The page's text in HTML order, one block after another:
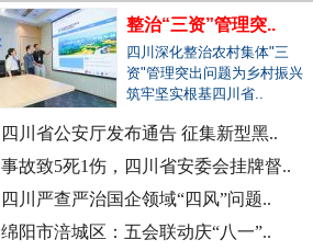
广西一栋5层楼墙体和地基开裂
天津市委常委、组织部部长周德..
官方通报西安赛格商场坠亡事件
执行局长被指低俗骚扰女当事人
当地通报"白某某涉嫌婚内出轨"..
查实作弊！河南通报"三支一扶"..
贵州贵定通报"洛北河伴漂服务"..
衡水通报安平志臻中学相关情况
同心逐梦
整治“三资”管理突..
四川深化整治农村集体"三
资"管理突出问题为乡村振兴
筑牢坚实根基四川省..
四川省公安厅发布通告 征集新型黑..
事故致5死1伤，四川省安委会挂牌督..
四川严查严治国企领域“四风”问题..
绵阳市涪城区：五会联动庆“八一”..